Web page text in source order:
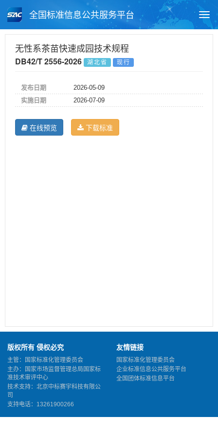
全国标准信息公共服务平台
月报查询 标准公告查询
无性系茶苗快速成园技术规程
DB42/T 2556-2026 湖北省 现行
发布日期
2026-05-09
实施日期
2026-07-09
在线预览 下载标准
版权所有 侵权必究
主管：国家标准化管理委员会
主办：国家市场监督管理总局国家标
准技术审评中心
技术支持：北京中标赛宇科技有限公
司
支持电话：13261900266
友情链接
国家标准化管理委员会
企业标准信息公共服务平台
全国团体标准信息平台